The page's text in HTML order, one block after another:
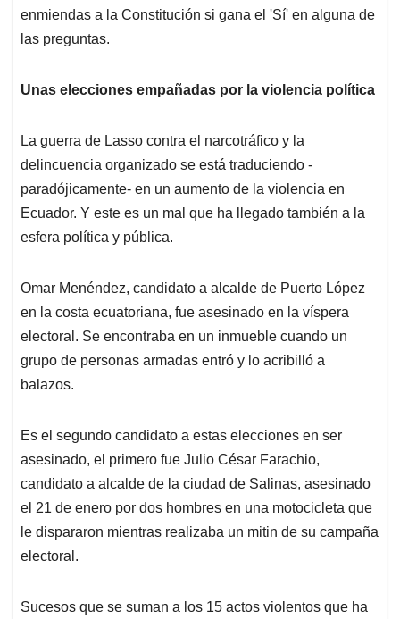
enmiendas a la Constitución si gana el 'Sí' en alguna de
las preguntas.
Unas elecciones empañadas por la violencia política
La guerra de Lasso contra el narcotráfico y la
delincuencia organizado se está traduciendo -
paradójicamente- en un aumento de la violencia en
Ecuador. Y este es un mal que ha llegado también a la
esfera política y pública.
Omar Menéndez, candidato a alcalde de Puerto López
en la costa ecuatoriana, fue asesinado en la víspera
electoral. Se encontraba en un inmueble cuando un
grupo de personas armadas entró y lo acribilló a
balazos.
Es el segundo candidato a estas elecciones en ser
asesinado, el primero fue Julio César Farachio,
candidato a alcalde de la ciudad de Salinas, asesinado
el 21 de enero por dos hombres en una motocicleta que
le dispararon mientras realizaba un mitin de su campaña
electoral.
Sucesos que se suman a los 15 actos violentos que ha